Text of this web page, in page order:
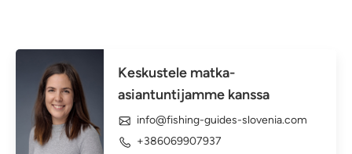
Keskustele matka-
asiantuntijamme kanssa
info@fishing-guides-slovenia.com
+386069907937